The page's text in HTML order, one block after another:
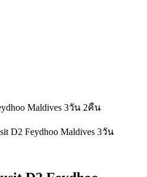
Maldives 3วัน 2คืน